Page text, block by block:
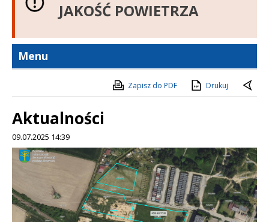
JAKOŚĆ POWIETRZA
Menu
Zapisz do PDF Drukuj
Aktualności
09.07.2025 14:39